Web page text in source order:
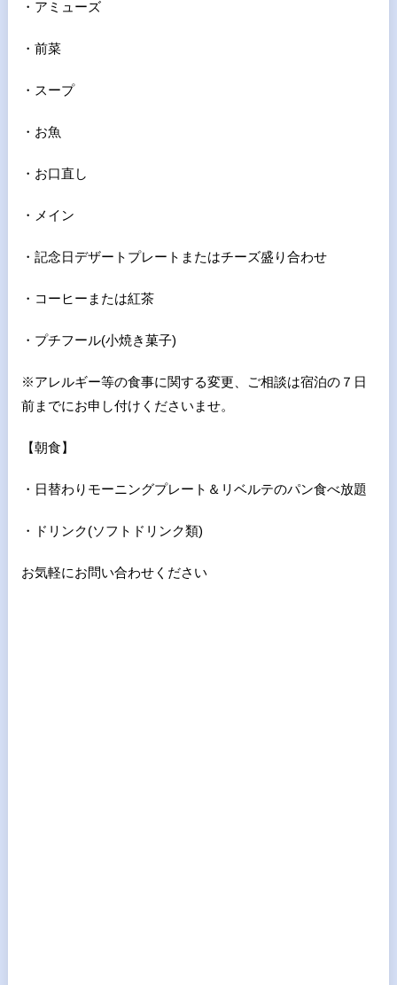
・アミューズ
・前菜
・スープ
・お魚
・お口直し
・メイン
・記念日デザートプレートまたはチーズ盛り合わせ
・コーヒーまたは紅茶
・プチフール(小焼き菓子)
※アレルギー等の食事に関する変更、ご相談は宿泊の７日
前までにお申し付けくださいませ。
【朝食】
・日替わりモーニングプレート＆リベルテのパン食べ放題
・ドリンク(ソフトドリンク類)
お気軽にお問い合わせください